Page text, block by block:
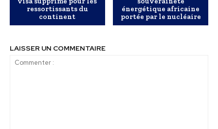
ressortissants du
continent
énergétique africaine
portée par le nucléaire
LAISSER UN COMMENTAIRE